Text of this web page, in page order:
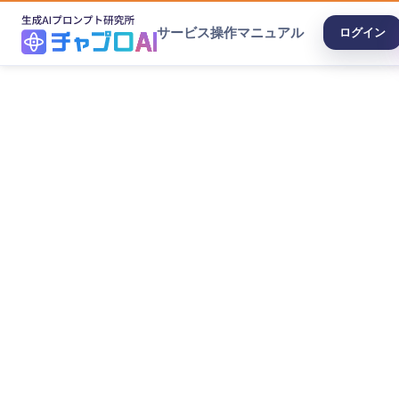
サービス操作マニュアル ログイン